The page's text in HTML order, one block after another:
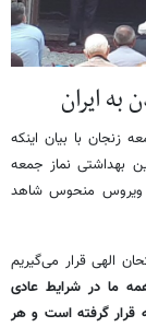
به ایران
زنجان با بیان اینکه
بهداشتی نماز جمعه
ویروس منحوس شاهد
الهی قرار می‌گیریم
ما در شرایط عادی
قرار گرفته است و هر